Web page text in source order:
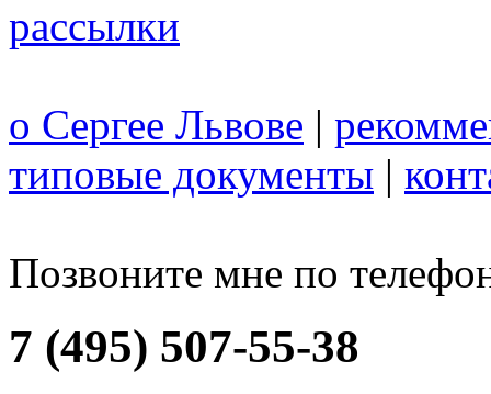
рассылки
о Сергее Львове |
типовые документы |
Позвоните мне по
7 (495) 507-55-38